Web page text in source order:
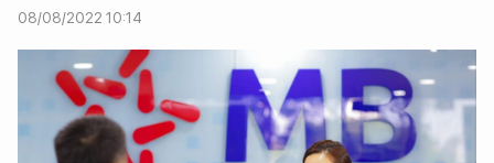
08/08/2022 10:14